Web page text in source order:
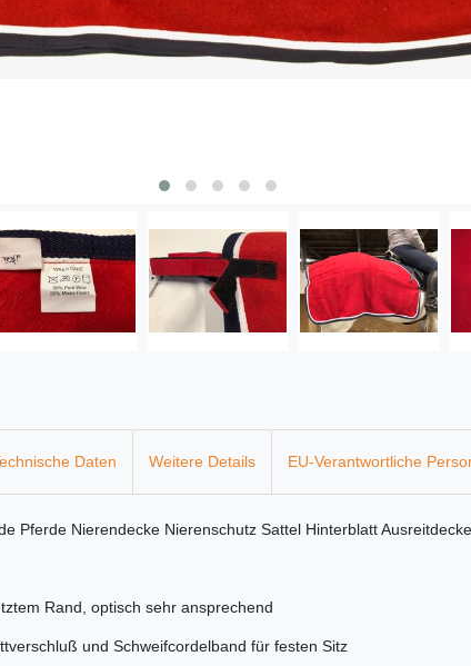
Daten Weitere Details EU-Verantwortliche
Pferde Nierendecke Nierenschutz Sattel Hinterblatt
Rand, optisch sehr ansprechend
und Schweifcordelband für festen Sitz